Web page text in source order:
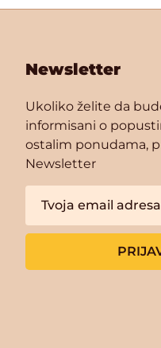
Newsletter
Ukoliko želite da
informisani o
ostalim ponudama,
Newsletter